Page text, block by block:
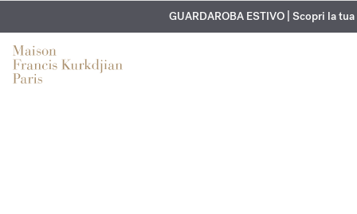
ESCLUSIVO | Scopri la nuova fragranza
INCISIONE GRATUITA | Su tutte le
GUARDAROBA ESTIVO | Scopri la